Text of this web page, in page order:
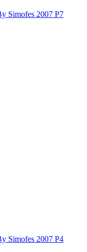
Simofes 2007 P7
Simofes 2007 P4